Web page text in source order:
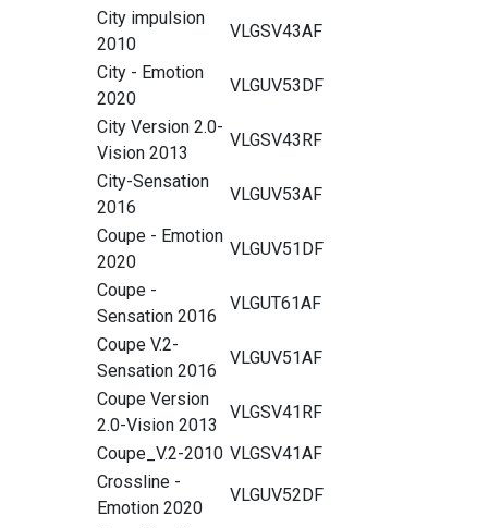
City impulsion
2010
VLGSV43AF
City - Emotion
2020
VLGUV53DF
City Version 2.0-
Vision 2013
VLGSV43RF
City-Sensation
2016
VLGUV53AF
Coupe - Emotion
2020
VLGUV51DF
Coupe -
Sensation 2016
VLGUT61AF
Coupe V.2-
Sensation 2016
VLGUV51AF
Coupe Version
2.0-Vision 2013
VLGSV41RF
Coupe_V.2-2010 VLGSV41AF
Crossline -
Emotion 2020
VLGUV52DF